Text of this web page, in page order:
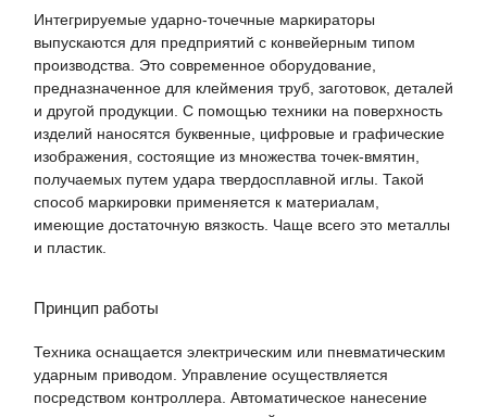
Интегрируемые ударно-точечные маркираторы
выпускаются для предприятий с конвейерным типом
производства. Это современное оборудование,
предназначенное для клеймения труб, заготовок, деталей
и другой продукции. С помощью техники на поверхность
изделий наносятся буквенные, цифровые и графические
изображения, состоящие из множества точек-вмятин,
получаемых путем удара твердосплавной иглы. Такой
способ маркировки применяется к материалам,
имеющие достаточную вязкость. Чаще всего это металлы
и пластик.
Принцип работы
Техника оснащается электрическим или пневматическим
ударным приводом. Управление осуществляется
посредством контроллера. Автоматическое нанесение